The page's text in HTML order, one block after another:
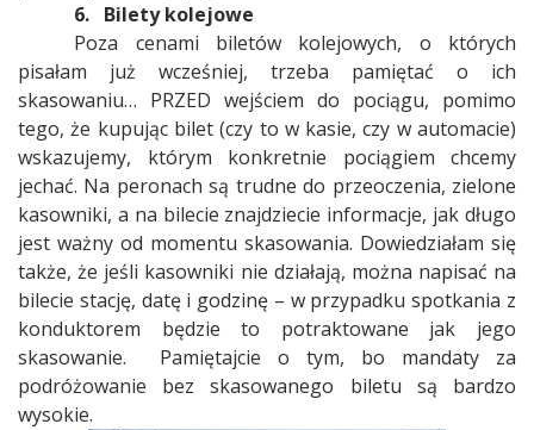
6. Bilety kolejowe
Poza cenami biletów kolejowych, o których
pisałam już wcześniej, trzeba pamiętać o ich
skasowaniu… PRZED wejściem do pociągu, pomimo
tego, że kupując bilet (czy to w kasie, czy w automacie)
wskazujemy, którym konkretnie pociągiem chcemy
jechać. Na peronach są trudne do przeoczenia, zielone
kasowniki, a na bilecie znajdziecie informacje, jak długo
jest ważny od momentu skasowania. Dowiedziałam się
także, że jeśli kasowniki nie działają, można napisać na
bilecie stację, datę i godzinę – w przypadku spotkania z
konduktorem będzie to potraktowane jak jego
skasowanie.
Pamiętajcie o tym, bo mandaty za
podróżowanie bez skasowanego biletu są bardzo
wysokie.